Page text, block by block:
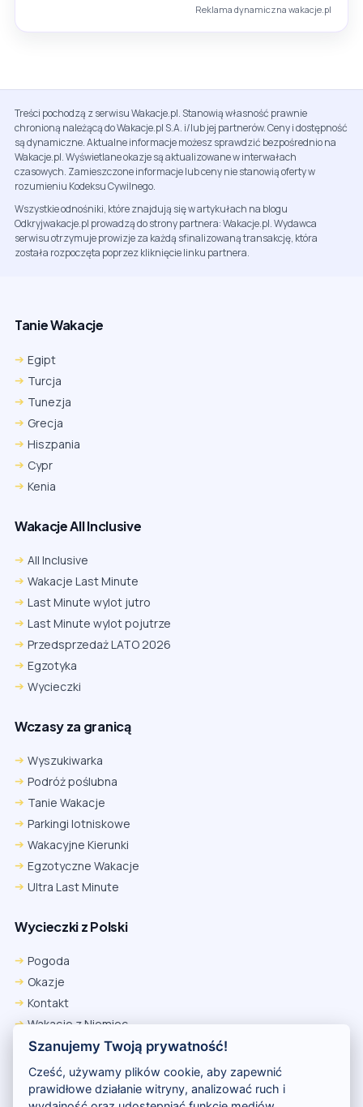
Reklama dynamiczna wakacje.pl
Treści pochodzą z serwisu Wakacje.pl. Stanowią własność prawnie
chronioną należącą do Wakacje.pl S.A. i/lub jej partnerów. Ceny i dostępność
są dynamiczne. Aktualne informacje możesz sprawdzić bezpośrednio na
Wakacje.pl. Wyświetlane okazje są aktualizowane w interwałach
czasowych. Zamieszczone informacje lub ceny nie stanowią oferty w
rozumieniu Kodeksu Cywilnego.
Wszystkie odnośniki, które znajdują się w artykułach na blogu
Odkryjwakacje.pl prowadzą do strony partnera: Wakacje.pl. Wydawca
serwisu otrzymuje prowizje za każdą sfinalizowaną transakcję, która
została rozpoczęta poprzez kliknięcie linku partnera.
Tanie Wakacje
Egipt
Turcja
Tunezja
Grecja
Hiszpania
Cypr
Kenia
Wakacje All Inclusive
All Inclusive
Wakacje Last Minute
Last Minute wylot jutro
Last Minute wylot pojutrze
Przedsprzedaż LATO 2026
Egzotyka
Wycieczki
Wczasy za granicą
Wyszukiwarka
Podróż poślubna
Tanie Wakacje
Parkingi lotniskowe
Wakacyjne Kierunki
Egzotyczne Wakacje
Ultra Last Minute
Wycieczki z Polski
Pogoda
Okazje
Kontakt
Wakacje z Niemiec
Polityka Prywatności
Wakacje w Egipcie
Rankingi hoteli
Firefox
Ustawienia → Prywatność i bezpieczeństwo → Pliki cookie innych
firm → ustaw „Zezwalaj”.
Na czas rezerwacji nie blokuj cookies i śledzenia dla tej witryny.
Szanujemy Twoją prywatność!
Cześć, używamy plików cookie, aby zapewnić
prawidłowe działanie witryny, analizować ruch i